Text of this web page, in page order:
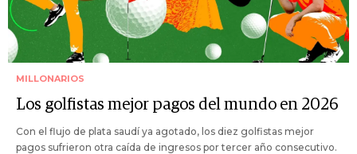
MILLONARIOS
Los golfistas mejor pagos del mundo en 2026
Con el flujo de plata saudí ya agotado, los diez golfistas mejor
pagos sufrieron otra caída de ingresos por tercer año consecutivo.